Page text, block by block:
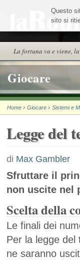
alla
navigazioneLa fortuna va e viene,
Giocare
Questo
sito si
Home ›Giocare ›Sistemi e
Legge del
di Max Gambler
Sfruttare il
non uscite nel
Scelta della
Le finali dei
Per la legge del
ne saranno